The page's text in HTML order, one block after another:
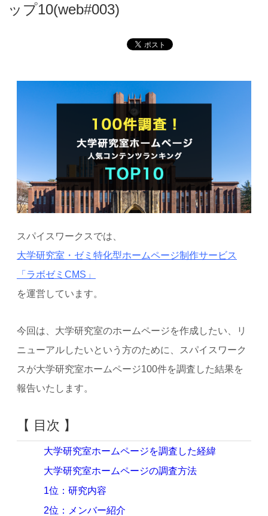
ップ10(web#003)
スパイスワークスでは、
大学研究室・ゼミ特化型ホームページ制作サービス
「ラボゼミCMS」
を運営しています。
今回は、大学研究室のホームページを作成したい、リ
ニューアルしたいという方のために、スパイスワーク
スが大学研究室ホームページ100件を調査した結果を
報告いたします。
【 目次 】
大学研究室ホームページを調査した経緯
大学研究室ホームページの調査方法
1位：研究内容
2位：メンバー紹介